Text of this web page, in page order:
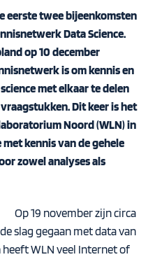
eerste twee bijeenkomsten
Data Science.
op 10 december
is om kennis en
met elkaar te delen
Dit keer is het
Noord (WLN) in
kennis van de gehele
zowel analyses als
Op 19 november zijn circa
slag gegaan met data van
heeft WLN veel Internet of